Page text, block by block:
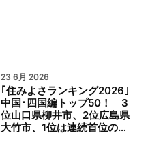
23 6月 2026
｢住みよさランキング2026｣
中国･四国編トップ50！ 3
位山口県柳井市、2位広島県
大竹市、1位は連続首位の…